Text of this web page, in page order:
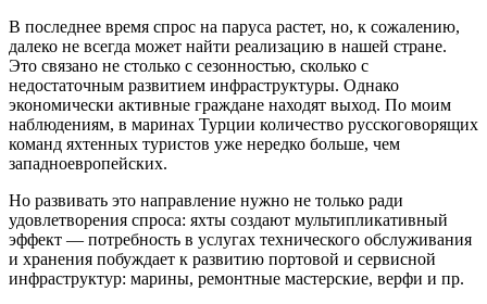
В последнее время спрос на паруса растет, но, к сожалению,
далеко не всегда может найти реализацию в нашей стране.
Это связано не столько с сезонностью, сколько с
недостаточным развитием инфраструктуры. Однако
экономически активные граждане находят выход. По моим
наблюдениям, в маринах Турции количество русскоговорящих
команд яхтенных туристов уже нередко больше, чем
западноевропейских.
Но развивать это направление нужно не только ради
удовлетворения спроса: яхты создают мультипликативный
эффект — потребность в услугах технического обслуживания
и хранения побуждает к развитию портовой и сервисной
инфраструктур: марины, ремонтные мастерские, верфи и пр.